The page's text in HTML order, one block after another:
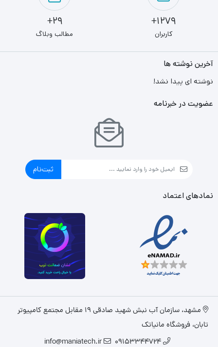
1279+
کاربران
29+
مطالب وبلاگ
آخرین نوشته ها
نوشته ای پیدا نشد!
عضویت در خبرنامه
ثبت‌نام
نمادهای اعتماد
مشهد، سازمان آب نبش شهید صادقی 19 مقابل مجتمع کامپیوتر
تابان، فروشگاه مانیاتک
09153344724
info@maniatech.ir